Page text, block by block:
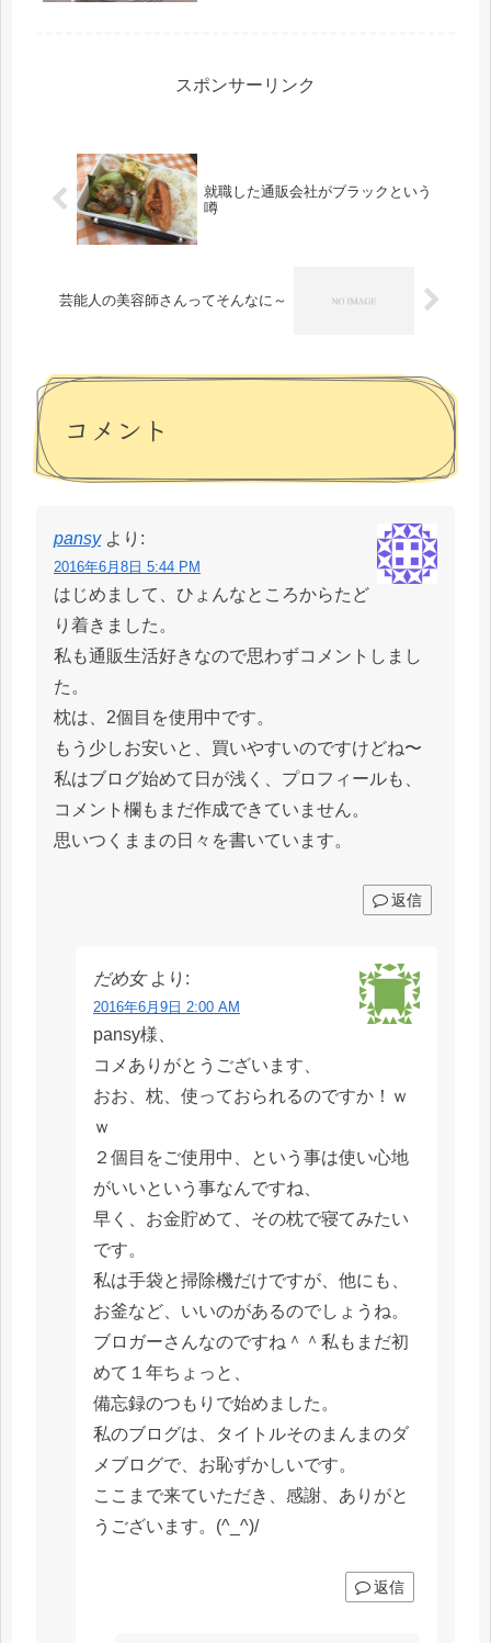
スポンサーリンク
就職した通販会社がブラックという
噂
芸能人の美容師さんってそんなに～
コメント
pansy より:
2016年6月8日 5:44 PM
はじめまして、ひょんなところからたど
り着きました。
私も通販生活好きなので思わずコメントしまし
た。
枕は、2個目を使用中です。
もう少しお安いと、買いやすいのですけどね〜
私はブログ始めて日が浅く、プロフィールも、
コメント欄もまだ作成できていません。
思いつくままの日々を書いています。
返信
だめ女 より:
2016年6月9日 2:00 AM
pansy様、
コメありがとうございます、
おお、枕、使っておられるのですか！ｗ
ｗ
２個目をご使用中、という事は使い心地
がいいという事なんですね、
早く、お金貯めて、その枕で寝てみたい
です。
私は手袋と掃除機だけですが、他にも、
お釜など、いいのがあるのでしょうね。
ブロガーさんなのですね＾＾私もまだ初
めて１年ちょっと、
備忘録のつもりで始めました。
私のブログは、タイトルそのまんまのダ
メブログで、お恥ずかしいです。
ここまで来ていただき、感謝、ありがと
うございます。(^_^)/
返信